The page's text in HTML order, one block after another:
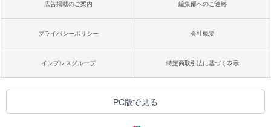
広告掲載のご案内 編集部へのご連絡
プライバシーポリシー 会社概要
インプレスグループ 特定商取引法に基づく表示
PC版で見る